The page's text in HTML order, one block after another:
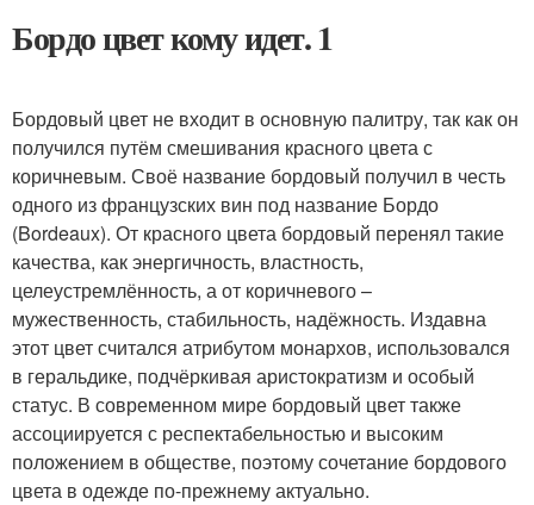
Бордо цвет кому идет. 1
Бордовый цвет не входит в основную палитру, так как он
получился путём смешивания красного цвета с
коричневым. Своё название бордовый получил в честь
одного из французских вин под название Бордо
(Bordeaux). От красного цвета бордовый перенял такие
качества, как энергичность, властность,
целеустремлённость, а от коричневого –
мужественность, стабильность, надёжность. Издавна
этот цвет считался атрибутом монархов, использовался
в геральдике, подчёркивая аристократизм и особый
статус. В современном мире бордовый цвет также
ассоциируется с респектабельностью и высоким
положением в обществе, поэтому сочетание бордового
цвета в одежде по-прежнему актуально.